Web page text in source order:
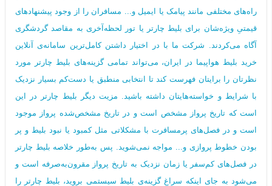
راه‌های مختلفی مانند پیامک یا ایمیل و... مسافران را از وجود پیشنهادهای
قیمتیِ ویژه‌شان برای بلیط چارتر یا تور لحظه‌آخری به مقاصد گردشگری
آگاه می‌کردند. شرکت ما با در اختیار داشتن کامل‌ترین سامانه‌ی آنلاین
خرید بلیط هواپیما در ایران، می‌تواند تمامی گزینه‌های بلیط چارتر مورد
نظرتان را برایتان فهرست کند تا انتخابی منطبق یا دست‌کم بسیار نزدیک
با شرایط و خواسته‌هایتان داشته باشید. مزیت دیگر بلیط چارتر در این
است که تاریخ پرواز مشخص است و در تاریخ مشخص‌شده پرواز موجود
است و در فصل‌های پرمسافرت با مشکلاتی مثل کمبود یا نبود بلیط و پر
بودن خطوط پروازی و... مواجه نمی‌شوید. پس به‌طور خلاصه بلیط چارتر
در فصل‌های کم‌سفر یا زمان‌ نزدیک به تاریخ پرواز مقرون‌به‌صرفه است و
می‌شود به جای اینکه سراغ گزینه‌ی بلیط سیستمی بروید، بلیط چارتر را